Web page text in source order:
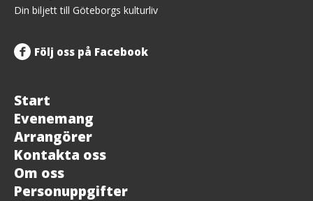
upp
Din biljett till Göteborgs kulturliv
Följ oss på Facebook
Start
Evenemang
Arrangörer
Kontakta oss
Om oss
Personuppgifter